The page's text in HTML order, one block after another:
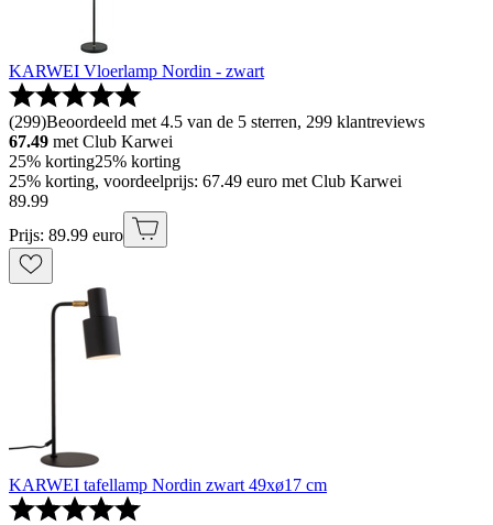
KARWEI Vloerlamp Nordin - zwart
(299)Beoordeeld met 4.5 van de 5 sterren, 299 klantreviews
67.49 met Club Karwei
25% korting25% korting
25% korting, voordeelprijs: 67.49 euro met Club Karwei
89.99
Prijs: 89.99 euro
KARWEI tafellamp Nordin zwart 49xø17 cm